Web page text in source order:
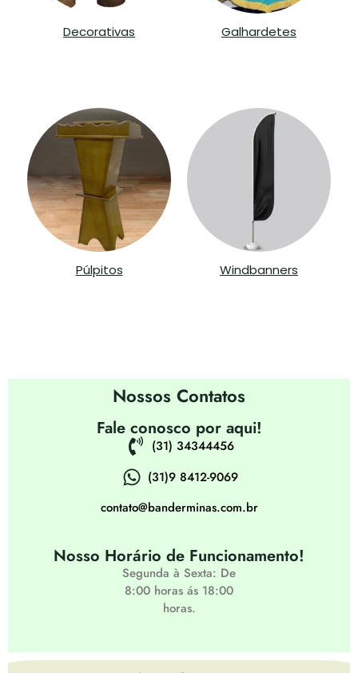
Decorativas Galhardetes
Púlpitos Windbanners
Nossos Contatos
Fale conosco por aqui!
(31) 34344456
(31)9 8412-9069
contato@banderminas.com.br
Nosso Horário de Funcionamento!
Segunda à Sexta: De
8:00 horas ás 18:00
horas.